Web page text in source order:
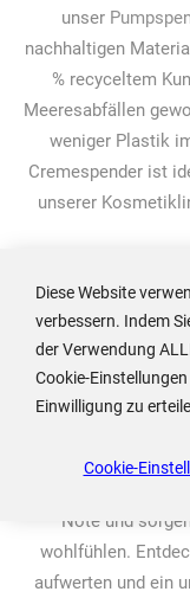
unser
nachhaltigen
% recyceltem
Meeresabfällen
weniger Plastik
Cremespender ist
unserer
Unsere
Maßstäbe in
Nachhaltigkeit.
an nichts fehlt,
Cremespendern
Note und
wohlfühlen.
aufwerten und ein
Diese Website
verbessern. Indem
der Verwendung
Cookie-
Einwilligung zu
Cookie-